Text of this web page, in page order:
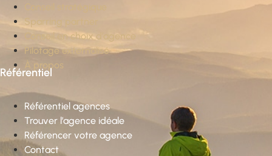
Conseil stratégique
Sparring partner
Conseil en choix d’agence
Pilotage externalisé
À propos
Référentiel
Référentiel agences
Trouver l’agence idéale
Référencer votre agence
Contact